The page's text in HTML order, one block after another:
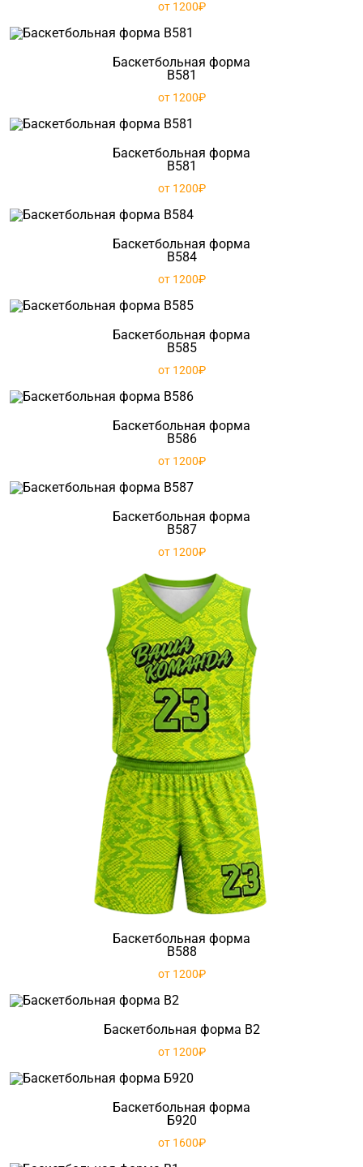
от 1200₽
Баскетбольная форма
B581
от 1200₽
Баскетбольная форма
B581
от 1200₽
Баскетбольная форма
B584
от 1200₽
Баскетбольная форма
B585
от 1200₽
Баскетбольная форма
B586
от 1200₽
Баскетбольная форма
B587
от 1200₽
Баскетбольная форма
B588
от 1200₽
Баскетбольная форма B2
от 1200₽
Баскетбольная форма
Б920
от 1600₽